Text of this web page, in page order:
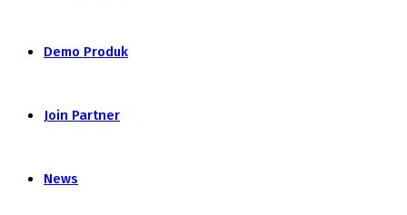
Demo Produk
Join Partner
News